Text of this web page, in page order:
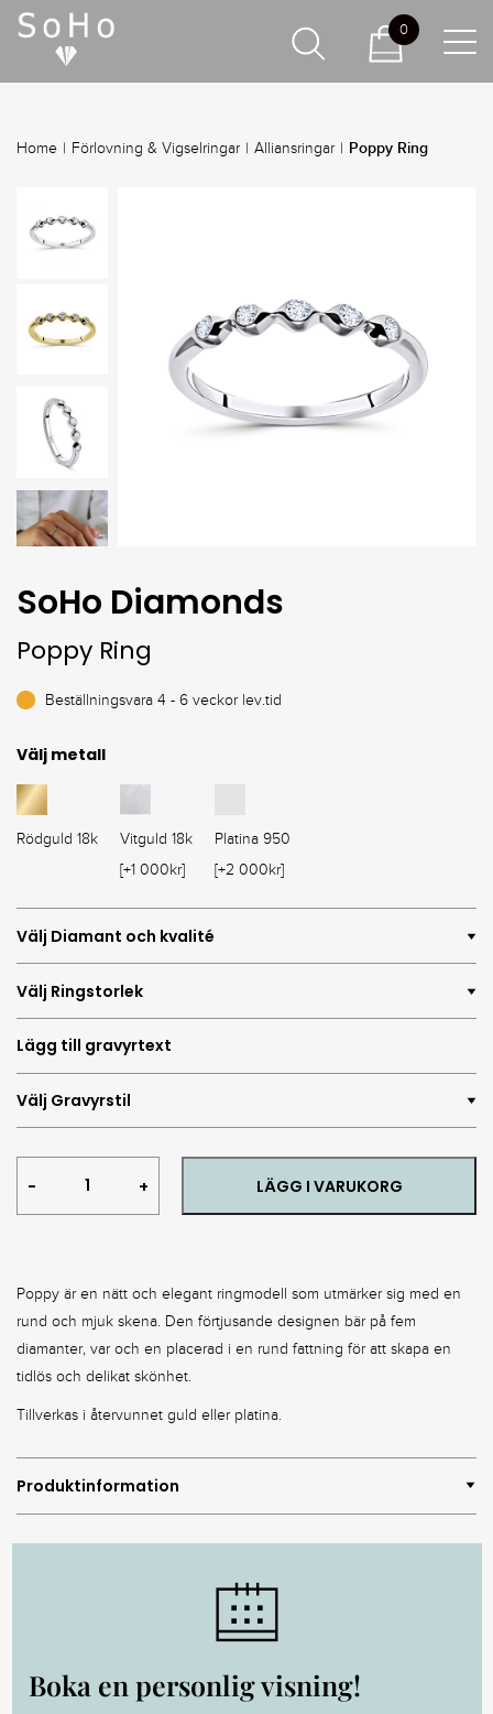
Home | Förlovning & Vigselringar | Alliansringar | Poppy Ring
SoHo Diamonds
Poppy Ring
Beställningsvara 4 - 6 veckor lev.tid
Välj metall
Rödguld 18k
Vitguld 18k
[+1 000kr]
Platina 950
[+2 000kr]
Ring
quantity
LÄGG I VARUKORG
Poppy är en nätt och elegant ringmodell som utmärker sig med en
rund och mjuk skena. Den förtjusande designen bär på fem
diamanter, var och en placerad i en rund fattning för att skapa en
tidlös och delikat skönhet.
Tillverkas i återvunnet guld eller platina.
Produktinformation
Boka en personlig visning!
0